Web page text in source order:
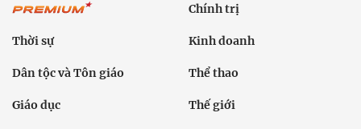
Chính trị
Thời sự Kinh doanh
Dân tộc và Tôn giáo Thể thao
Giáo dục Thế giới